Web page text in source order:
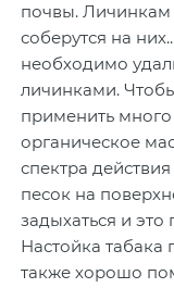
почвы. Личинкам
соберутся на
необходимо
личинками.
применить много
органическое
спектра
песок на
задыхаться и это
Настойка
также хорошо